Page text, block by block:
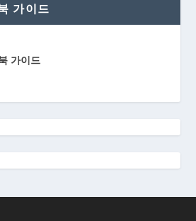
가이드
가이드